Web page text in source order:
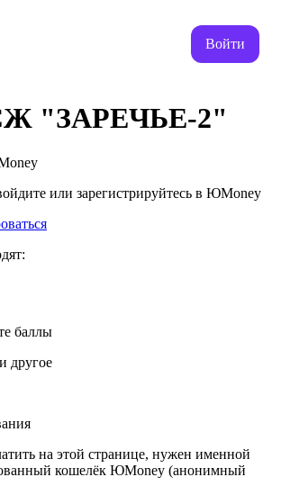
Войти
"ЗАРЕЧЬЕ-2"
или зарегистрируйтесь в ЮMoney
баллы
другое
на этой странице, нужен именной
кошелёк ЮMoney (анонимный